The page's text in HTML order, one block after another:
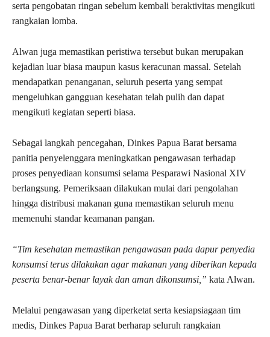
serta pengobatan ringan sebelum kembali beraktivitas mengikuti
rangkaian lomba.
Alwan juga memastikan peristiwa tersebut bukan merupakan
kejadian luar biasa maupun kasus keracunan massal. Setelah
mendapatkan penanganan, seluruh peserta yang sempat
mengeluhkan gangguan kesehatan telah pulih dan dapat
mengikuti kegiatan seperti biasa.
Sebagai langkah pencegahan, Dinkes Papua Barat bersama
panitia penyelenggara meningkatkan pengawasan terhadap
proses penyediaan konsumsi selama Pesparawi Nasional XIV
berlangsung. Pemeriksaan dilakukan mulai dari pengolahan
hingga distribusi makanan guna memastikan seluruh menu
memenuhi standar keamanan pangan.
“Tim kesehatan memastikan pengawasan pada dapur penyedia
konsumsi terus dilakukan agar makanan yang diberikan kepada
peserta benar-benar layak dan aman dikonsumsi,” kata Alwan.
Melalui pengawasan yang diperketat serta kesiapsiagaan tim
medis, Dinkes Papua Barat berharap seluruh rangkaian